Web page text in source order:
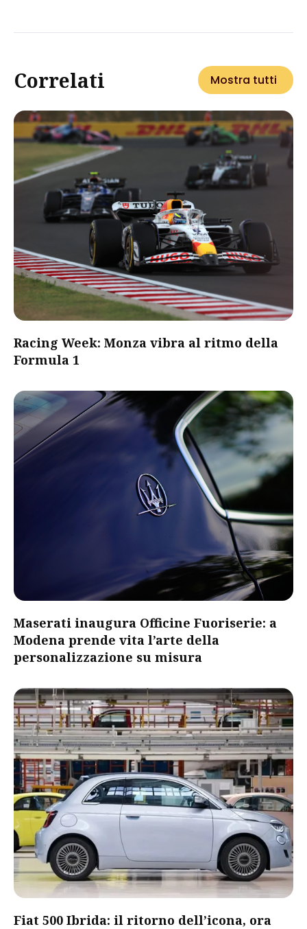
Correlati Mostra tutti
Racing Week: Monza vibra al ritmo della
Formula 1
Maserati inaugura Officine Fuoriserie: a
Modena prende vita l’arte della
personalizzazione su misura
Fiat 500 Ibrida: il ritorno dell’icona, ora